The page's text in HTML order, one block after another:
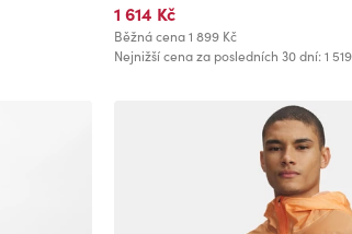
1 614 Kč
Běžná cena 1 899 Kč
Nejnižší cena za posledních 30 dní: 1